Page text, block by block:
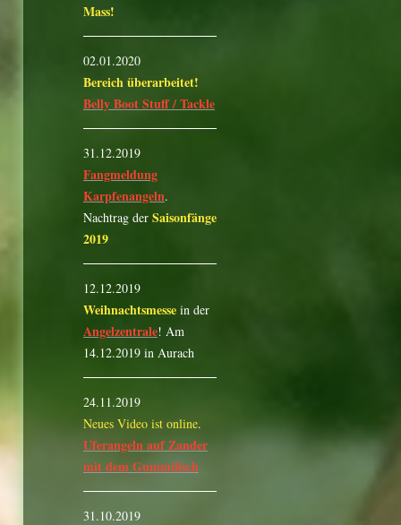
Mass!
02.01.2020
Bereich überarbeitet!
Belly Boot Stuff / Tackle
31.12.2019
Fangmeldung
Karpfenangeln.
Nachtrag der Saisonfänge
2019
12.12.2019
Weihnachtsmesse in der
Angelzentrale! Am
14.12.2019 in Aurach
24.11.2019
Neues Video ist online.
Uferangeln auf Zander
mit dem Gummifisch
31.10.2019